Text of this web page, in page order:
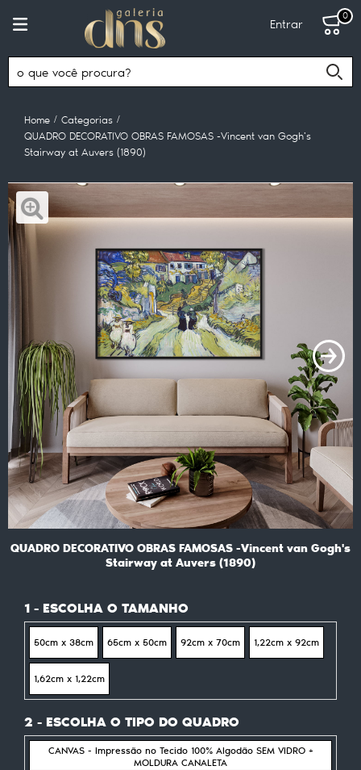
Entrar
0
Home
Categorias
QUADRO DECORATIVO OBRAS FAMOSAS -Vincent van Gogh's
Stairway at Auvers (1890)
QUADRO DECORATIVO OBRAS FAMOSAS -Vincent van Gogh's
Stairway at Auvers (1890)
1 - ESCOLHA O TAMANHO
50cm x 38cm 65cm x 50cm 92cm x 70cm 1,22cm x 92cm
1,62cm x 1,22cm
2 - ESCOLHA O TIPO DO QUADRO
CANVAS - Impressão no Tecido 100% Algodão SEM VIDRO +
MOLDURA CANALETA